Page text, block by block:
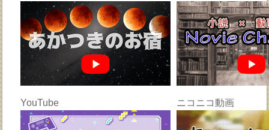
YouTube ニコニコ動画